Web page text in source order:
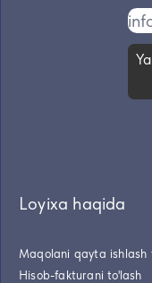
Loyixa haqida
Maqolani qayta ishlash
Hisob-fakturani to'lash